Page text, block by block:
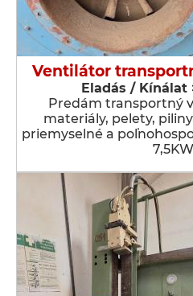
Ventilátor
Eladás / Kínálat
Predám transportný
materiály, pelety,
priemyselné a